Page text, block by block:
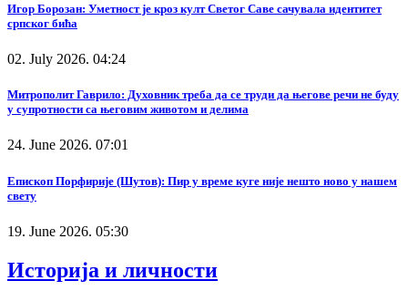
Игор Борозан: Уметност је кроз култ Светог Саве сачувала идентитет
српског бића
02. July 2026. 04:24
Митрополит Гаврило: Духовник треба да се труди да његове речи не буду
у супротности са његовим животом и делима
24. June 2026. 07:01
Епископ Порфирије (Шутов): Пир у време куге није нешто ново у нашем
свету
19. June 2026. 05:30
Историја и личности